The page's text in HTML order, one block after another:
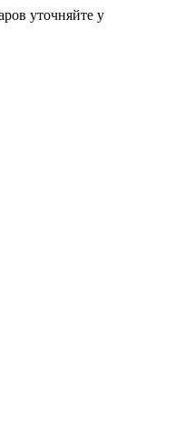
уточняйте у